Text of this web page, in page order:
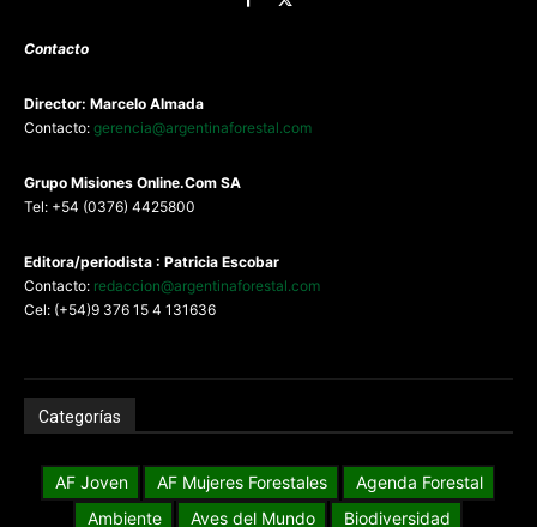
Fuente de información forestal, foresto-industrial y ambiental de
Director: Marcelo Almada
Grupo MisionesOnline.ComSA
Tel: +54 (0376) 4425800
Contacto:redaccion@argentinaforestal.com
Cel: (+54)9 376 15 4 131636
Categorías